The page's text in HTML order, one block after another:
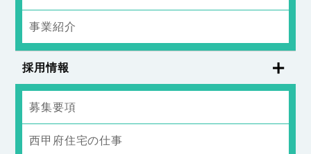
事業紹介
採用情報
募集要項
西甲府住宅の仕事